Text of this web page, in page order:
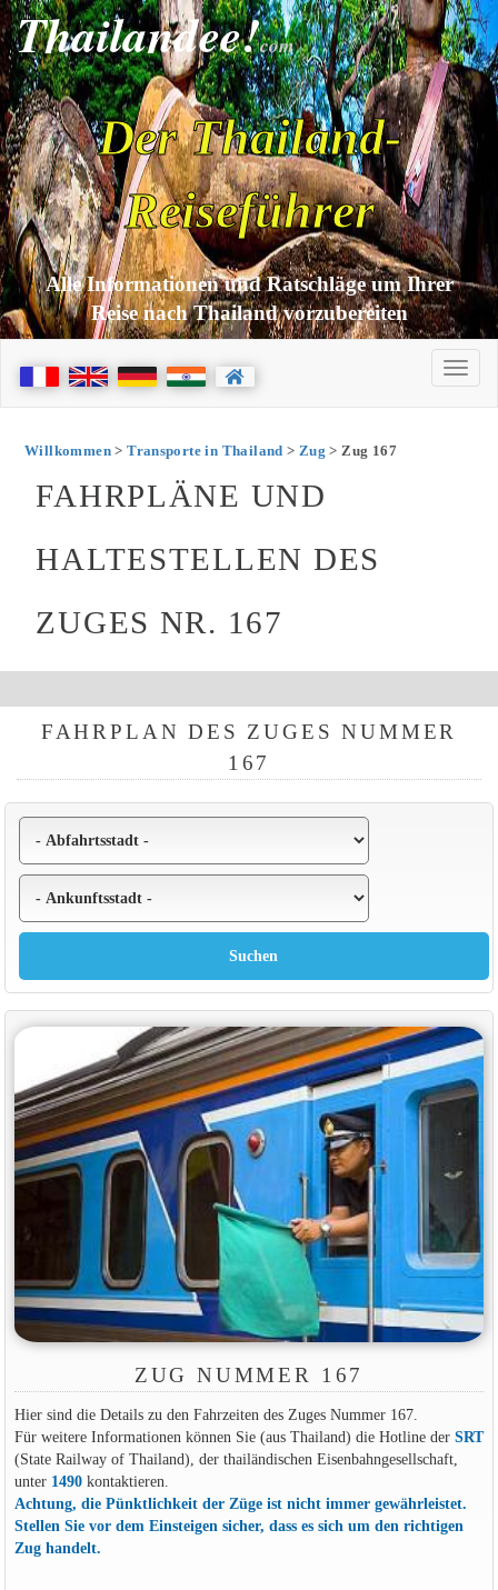
Thailandee!com
Der Thailand-
Reiseführer
Alle Informationen und Ratschläge um Ihrer
Reise nach Thailand vorzubereiten
Willkommen>Transporte in Thailand > Zug > Zug 167
FAHRPLÄNE UND
HALTESTELLEN DES
ZUGES NR. 167
FAHRPLAN DES ZUGES NUMMER
167
ZUG NUMMER 167
Hier sind die Details zu den Fahrzeiten des Zuges Nummer 167.
Für weitere Informationen können Sie (aus Thailand) die Hotline der SRT
(State Railway of Thailand), der thailändischen Eisenbahngesellschaft,
unter 1490kontaktieren.
Achtung, die Pünktlichkeit der Züge ist nicht immer gewährleistet.
Stellen Sie vor dem Einsteigen sicher, dass es sich um den richtigen
Zug handelt.